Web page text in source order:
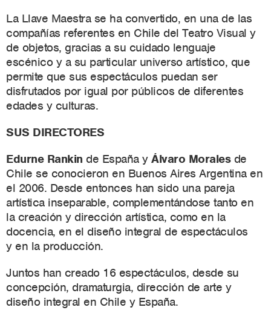
La Llave Maestra se ha convertido, en una de las
compañías referentes en Chile del Teatro Visual y
de objetos, gracias a su cuidado lenguaje
escénico y a su particular universo artístico, que
permite que sus espectáculos puedan ser
disfrutados por igual por públicos de diferentes
edades y culturas.
SUS DIRECTORES
Edurne Rankin de España yÁlvaro Moralesde
Chile se conocieron en Buenos Aires Argentina en
el 2006. Desde entonces han sido una pareja
artística inseparable, complementándose tanto en
la creación y dirección artística, como en la
docencia, en el diseño integral de espectáculos
y en la producción.
Juntos han creado 16 espectáculos, desde su
concepción, dramaturgia, dirección de arte y
diseño integral en Chile y España.